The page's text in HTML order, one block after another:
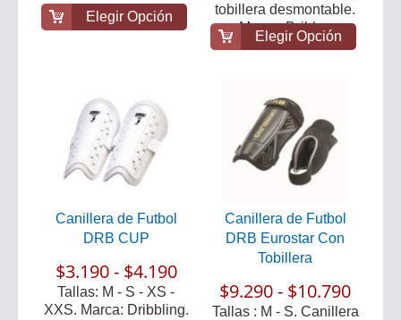
Elegir Opción
tobillera desmontable.
Marca: Dribb...
Elegir Opción
Canillera de Futbol
DRB CUP
$3.190 - $4.190
Tallas: M - S - XS -
XXS. Marca: Dribbling.
Canillera de Futbol
DRB Eurostar Con
Tobillera
$9.290 - $10.790
Tallas : M - S. Canillera